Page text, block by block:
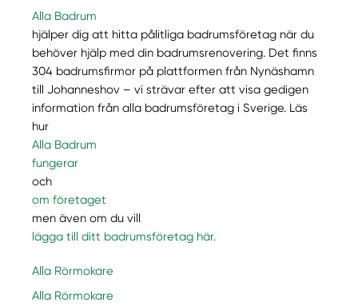
Alla Badrum
hjälper dig att hitta pålitliga badrumsföretag när du
behöver hjälp med din badrumsrenovering. Det finns
304 badrumsfirmor på plattformen från Nynäshamn
till Johanneshov – vi strävar efter att visa gedigen
information från alla badrumsföretag i Sverige. Läs
hur
Alla Badrum
fungerar
och
om företaget
men även om du vill
lägga till ditt badrumsföretag här.
Alla Rörmokare
Alla Rörmokare